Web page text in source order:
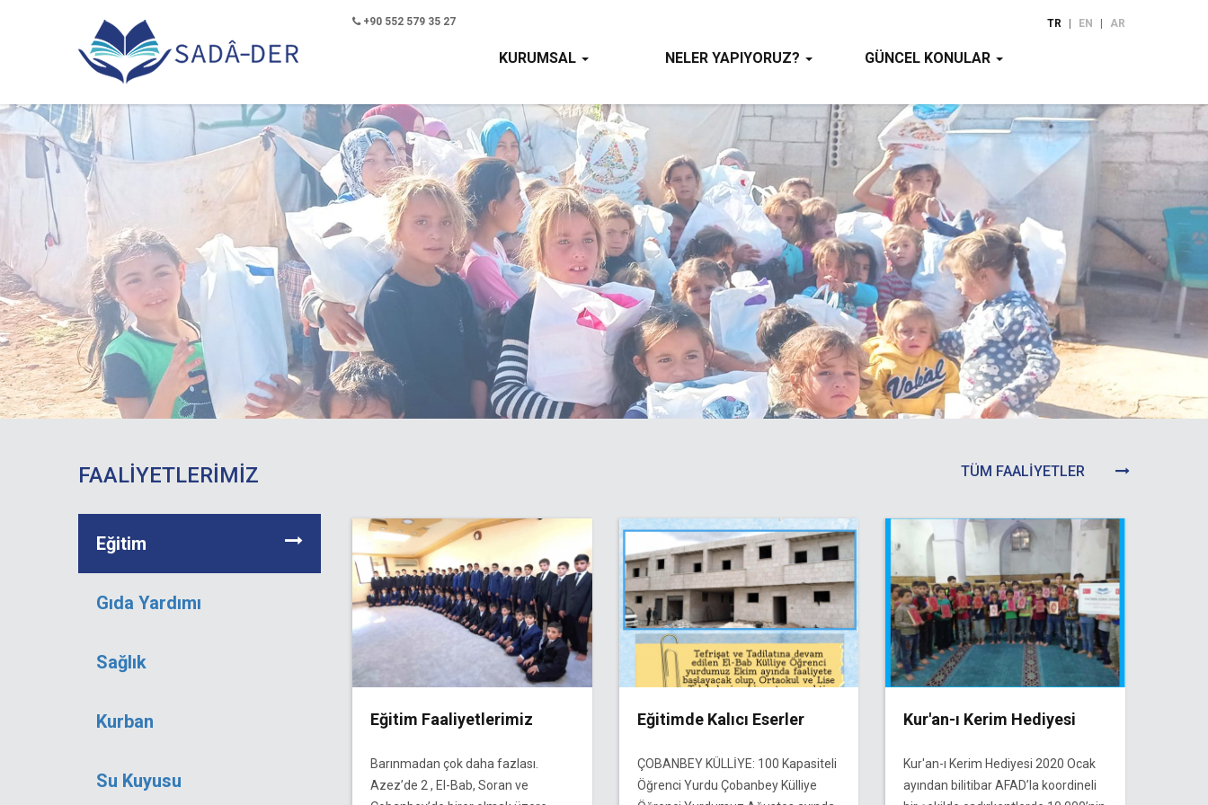
+90 552 579 35 27 TR EN AR
KURUMSAL NELER YAPIYORUZ? GÜNCEL KONULAR
FAALİYETLERİMİZ TÜM FAALİYETLER
Eğitim
Gıda Yardımı
Sağlık
Kurban
Su Kuyusu
Eğitim Faaliyetlerimiz
Barınmadan çok daha fazlası.
Azez’de 2 , El-Bab, Soran ve
Eğitimde Kalıcı Eserler
ÇOBANBEY KÜLLİYE: 100 Kapasiteli
Öğrenci Yurdu Çobanbey Külliye
Kur'an-ı Kerim Hediyesi
Kur'an-ı Kerim Hediyesi 2020 Ocak
ayından bilitibar AFAD’la koordineli